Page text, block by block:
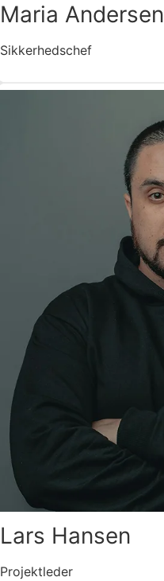
Maria Andersen
Sikkerhedschef
Lars Hansen
Projektleder